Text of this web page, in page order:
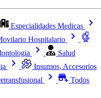
Especialidades Medicas
Hospitalario
Salud
Insumos, Accesorios
Todos